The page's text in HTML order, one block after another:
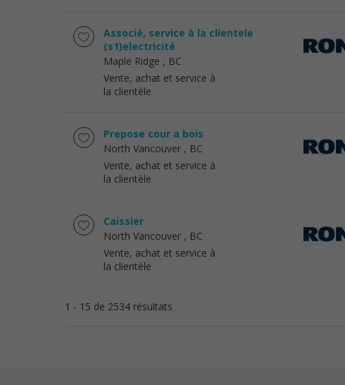
Associé, service à la clientele
(s1)electricité
Maple Ridge , BC
Vente, achat et service à
la clientèle
Prepose cour a bois
North Vancouver , BC
Vente, achat et service à
la clientèle
Caissier
North Vancouver , BC
Vente, achat et service à
la clientèle
1 - 15 de 2534 résultats